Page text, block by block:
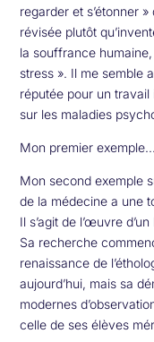
regarder et s’étonner
révisée plutôt
la souffrance
stress ». Il me semble
réputée pour un
sur les maladies
Mon premier
Mon second exemple
de la médecine a une
Il s’agit de l’œuvre
Sa recherche
renaissance de
aujourd’hui, mais sa
modernes
celle de ses élèves